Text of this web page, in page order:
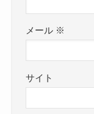
メール ※
サイト